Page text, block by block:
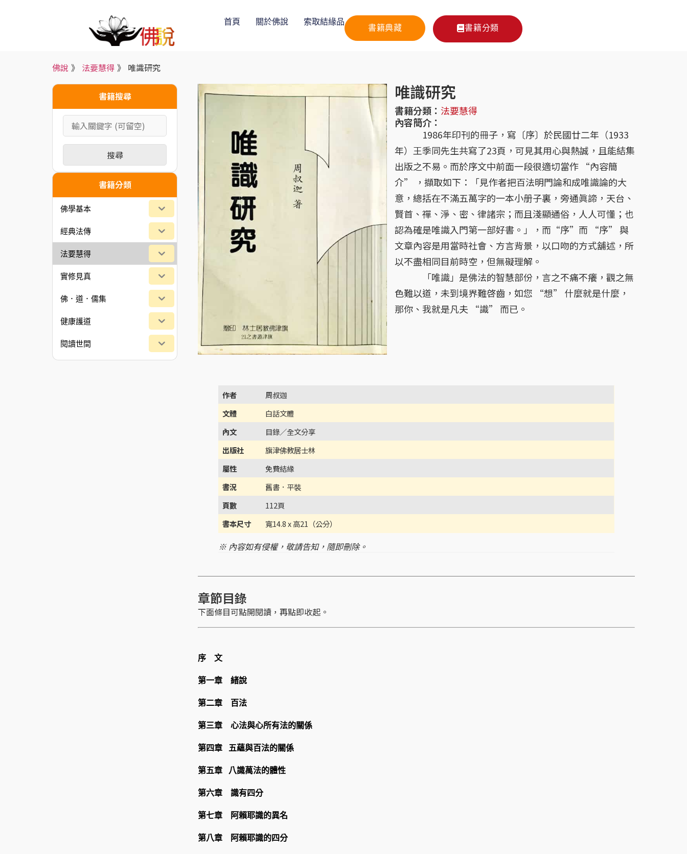
首頁 關於佛說 索取結緣品
書籍典藏 書籍分類
佛說 》 法要慧得 》 唯識研究
書籍搜尋
搜尋
書籍分類
佛學基本
經典法傳
法要慧得
實修見真
佛．道．儒集
健康護道
閱讀世間
唯識研究
書籍分類： 法要慧得
內容簡介：
1986年印刊的冊子，寫〔序〕於民國廿二年（1933
年）王季同先生共寫了23頁，可見其用心與熱誠，且能結集
出版之不易。而於序文中前面一段很適切當作 “內容簡
介” ，擷取如下：「見作者把百法明門論和成唯識論的大
意，總括在不滿五萬字的一本小册子裏，旁通眞諦，天台、
賢首、禪、淨、密、律諸宗；而且淺顯通俗，人人可懂；也
認為確是唯識入門第一部好書。」，而“序”而 “序” 與
文章內容是用當時社會、方言背景，以口吻的方式舖述，所
以不盡相同目前時空，但無礙理解。
「唯識」是佛法的智慧部份，言之不痛不癢，觀之無
色難以道，未到境界難啓齒，如您 “想” 什麼就是什麼，
那你、我就是凡夫 “識” 而已。
作者 周叔迦
文體 白話文體
內文 目錄／全文分享
出版社 旗津佛教居士林
屬性 免費結緣
書況 舊書．平裝
頁數 112頁
書本尺寸寬14.8 x 高21（公分）
※ 內容如有侵權，敬請告知，隨即刪除。
章節目錄
下面條目可點開閱讀，再點即收起。
序 文
第一章 緒說
第二章 百法
第三章 心法與心所有法的關係
第四章 五蘊與百法的關係
第五章 八識萬法的體性
第六章 識有四分
第七章 阿賴耶識的異名
第八章 阿賴耶識的四分